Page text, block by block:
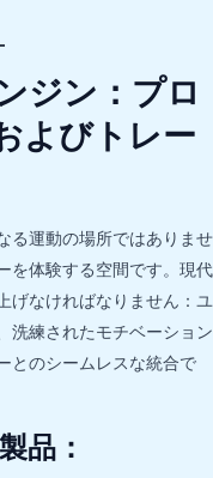
ジン：プロ
よびトレー
る運動の場所ではありませ
を体験する空間です。現代
げなければなりません：ユ
洗練されたモチベーション
とのシームレスな統合で
品：